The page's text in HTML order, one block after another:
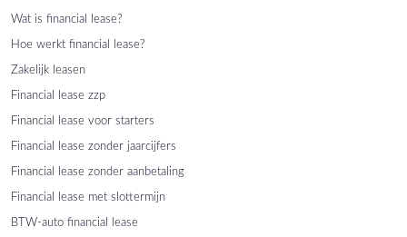
Wat is financial lease?
Hoe werkt financial lease?
Zakelijk leasen
Financial lease zzp
Financial lease voor starters
Financial lease zonder jaarcijfers
Financial lease zonder aanbetaling
Financial lease met slottermijn
BTW-auto financial lease